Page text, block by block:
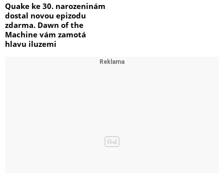
Quake ke 30. narozeninám
dostal novou epizodu
zdarma. Dawn of the
Machine vám zamotá
hlavu iluzemi